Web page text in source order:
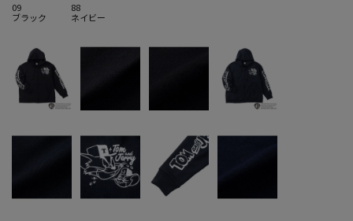
09
ブラック
88
ネイビー